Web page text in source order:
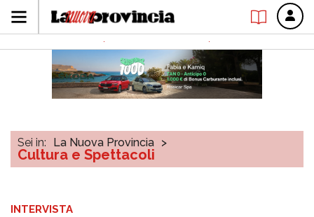
Sei in: La Nuova Provincia >
Cultura e Spettacoli
INTERVISTA